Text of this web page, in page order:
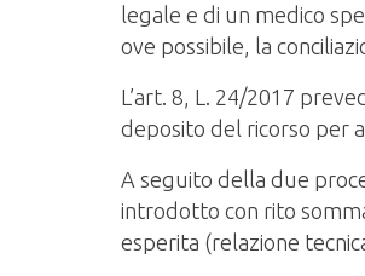
legale e di un medico
ove possibile, la
L’art. 8, L. 24/2017
deposito del ricorso per
A seguito della due
introdotto con rito
esperita (relazione